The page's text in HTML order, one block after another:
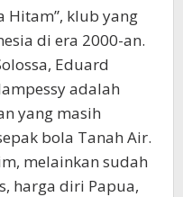
Hitam”, klub yang
di era 2000-an.
Eduard
adalah
yang masih
bola Tanah Air.
melainkan sudah
harga diri Papua,